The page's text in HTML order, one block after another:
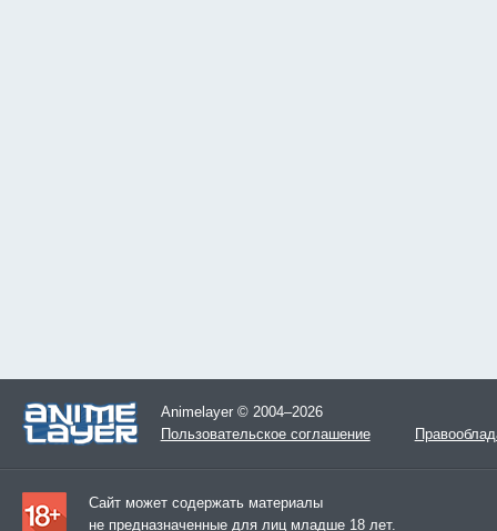
Animelayer © 2004–2026
Пользовательское соглашение
Сайт может содержать материалы
не предназначенные для лиц младше 18 лет.